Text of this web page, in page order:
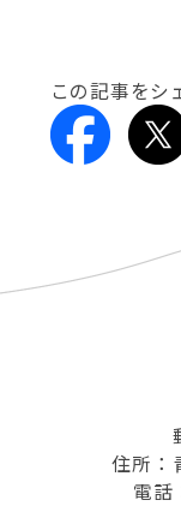
この記事をシ
住所：
電話